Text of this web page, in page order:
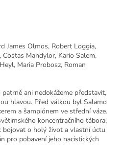
James Olmos, Robert Loggia,
Mandylor, Kario Salem,
Maria Probosz, Roman
ani nedokážeme představit,
hlavou. Před válkou byl Salamo
a šampiónem ve střední váze.
koncentračního tábora,
o holý život a vlastní úctu
pro pobavení jeho nacistických